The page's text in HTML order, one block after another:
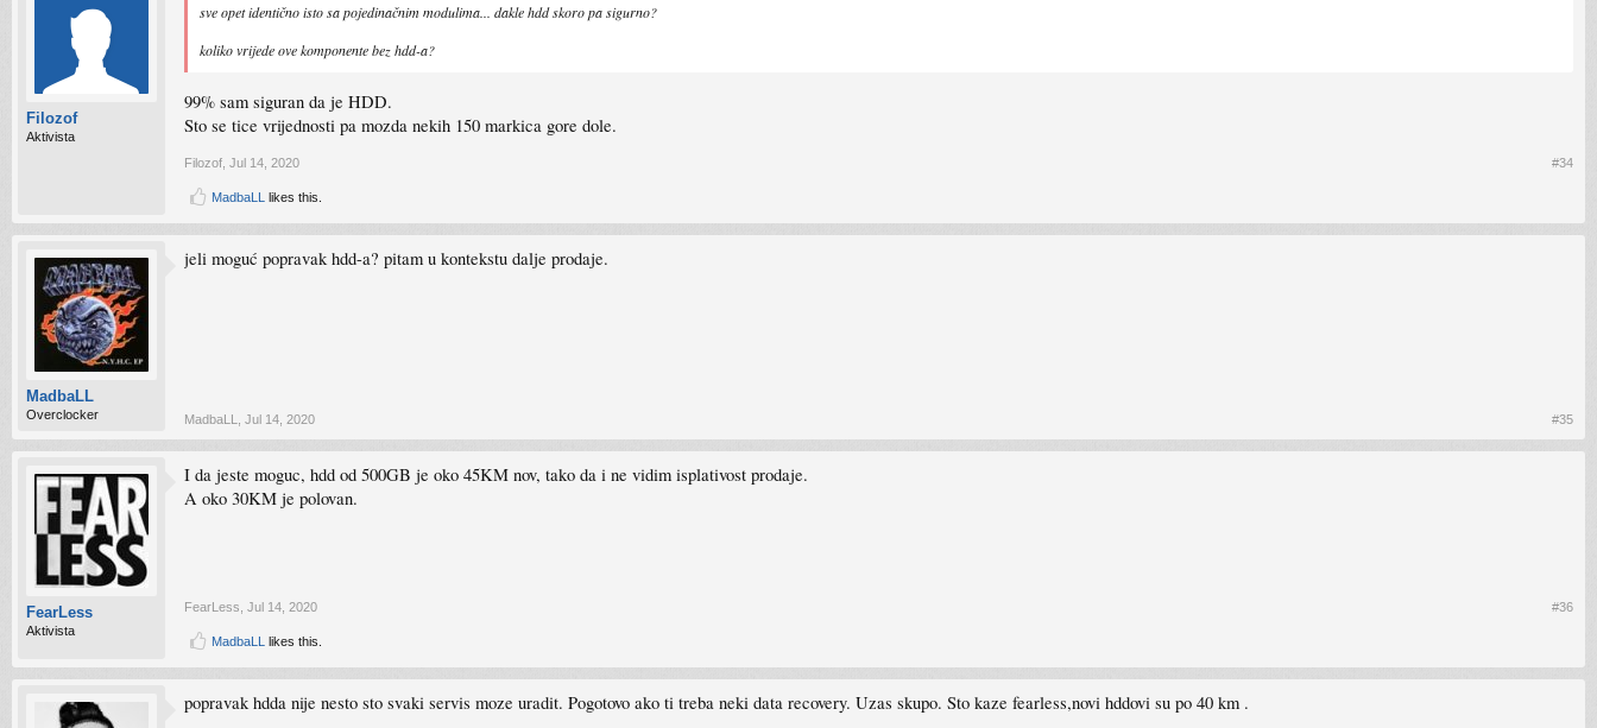
Filozof
Aktivista
sve opet identično isto sa pojedinačnim modulima... dakle hdd skoro pa sigurno?
koliko vrijede ove komponente bez hdd-a?
99% sam siguran da je HDD.
Sto se tice vrijednosti pa mozda nekih 150 markica gore dole.
Filozof Jul 14, 2020 #34
MadbaLL likes this.
MadbaLL
Overclocker
jeli moguć popravak hdd-a? pitam u kontekstu dalje prodaje.
MadbaLL Jul 14, 2020 #35
FearLess
Aktivista
I da jeste moguc, hdd od 500GB je oko 45KM nov, tako da i ne vidim isplativost prodaje.
A oko 30KM je polovan.
FearLess Jul 14, 2020 #36
MadbaLL likes this.
popravak hdda nije nesto sto svaki servis moze uradit. Pogotovo ako ti treba neki data recovery. Uzas skupo. Sto kaze fearless,novi hddovi su po 40 km .